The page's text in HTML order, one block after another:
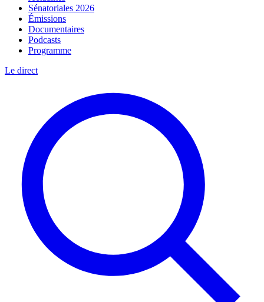
Sénatoriales 2026
Émissions
Documentaires
Podcasts
Programme
Le direct